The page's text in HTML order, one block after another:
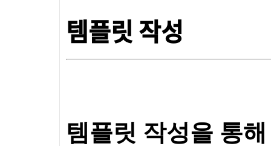
템플릿 작성
템플릿 작성을 통